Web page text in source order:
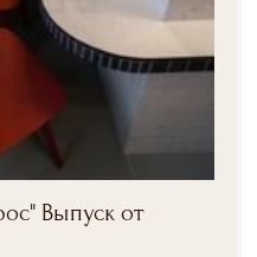
Выпуск от